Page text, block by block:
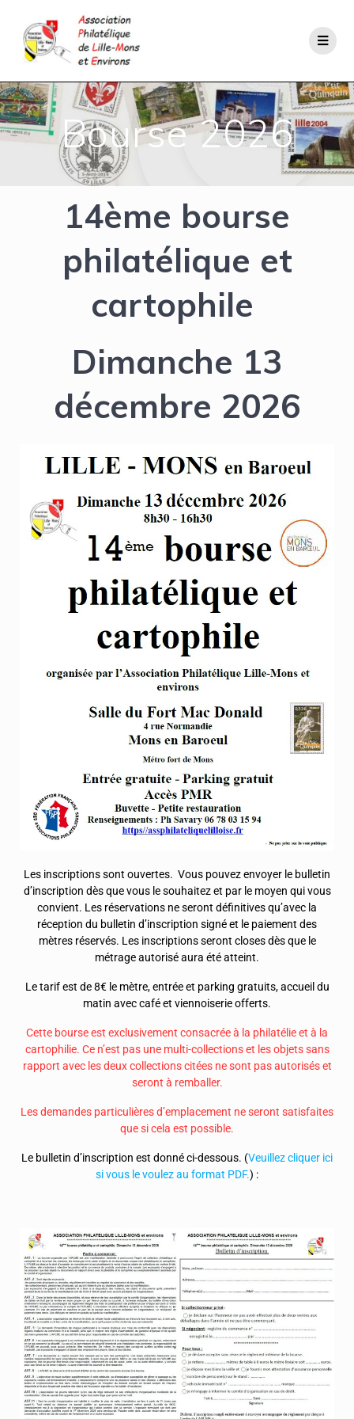
Bourse 2026
14ème bourse
philatélique et
cartophile
Dimanche 13
décembre 2026
Les inscriptions sont ouvertes. Vous pouvez envoyer le bulletin
d’inscription dès que vous le souhaitez et par le moyen qui vous
convient. Les réservations ne seront définitives qu’avec la
réception du bulletin d’inscription signé et le paiement des
mètres réservés. Les inscriptions seront closes dès que le
métrage autorisé aura été atteint.
Le tarif est de 8€ le mètre, entrée et parking gratuits, accueil du
matin avec café et viennoiserie offerts.
Cette bourse est exclusivement consacrée à la philatélie et à la
cartophilie. Ce n’est pas une multi-collections et les objets sans
rapport avec les deux collections citées ne sont pas autorisés et
seront à remballer.
Les demandes particulières d’emplacement ne seront satisfaites
que si cela est possible.
Le bulletin d’inscription est donné ci-dessous. (Veuillez cliquer ici
si vous le voulez au format PDF.) :